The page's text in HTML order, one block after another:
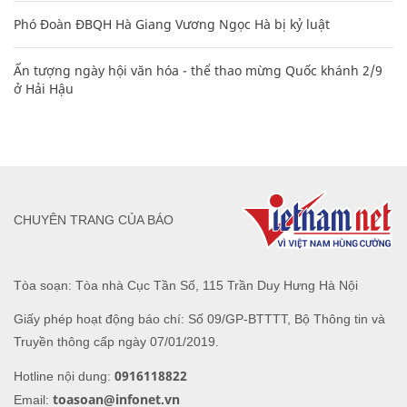
Phó Đoàn ĐBQH Hà Giang Vương Ngọc Hà bị kỷ luật
Ấn tượng ngày hội văn hóa - thể thao mừng Quốc khánh 2/9
ở Hải Hậu
Tòa soạn: Tòa nhà Cục Tần Số, 115 Trần Duy Hưng Hà Nội
Giấy phép hoạt động báo chí: Số 09/GP-BTTTT, Bộ Thông tin và
Truyền thông cấp ngày 07/01/2019.
Hotline nội dung: 0916118822
Email: toasoan@infonet.vn
CHUYÊN TRANG CỦA BÁO